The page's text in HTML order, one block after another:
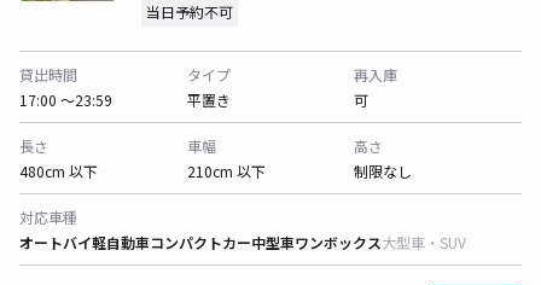
当日予約不可
貸出時間
17:00 〜23:59
タイプ
平置き
再入庫
可
長さ
480cm 以下
車幅
210cm 以下
高さ
制限なし
対応車種
オートバイ軽自動車コンパクトカー中型車ワンボックス大型車・SUV